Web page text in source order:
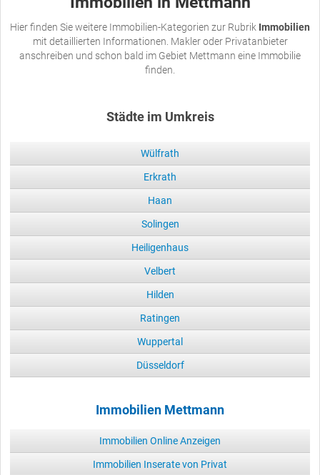
Hier finden Sie weitere Immobilien-Kategorien zur Rubrik Immobilien
mit detaillierten Informationen. Makler oder Privatanbieter
anschreiben und schon bald im Gebiet Mettmann eine Immobilie
finden.
Städte im Umkreis
Wülfrath
Erkrath
Haan
Solingen
Heiligenhaus
Velbert
Hilden
Ratingen
Wuppertal
Düsseldorf
Immobilien Mettmann
Immobilien Online Anzeigen
Immobilien Inserate von Privat